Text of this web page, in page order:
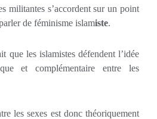
militantes s’accordent sur un point
de féminisme islamiste.
que les islamistes défendent l’idée
et complémentaire entre les
les sexes est donc théoriquement